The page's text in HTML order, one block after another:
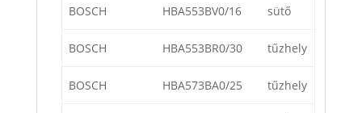
BOSCH HBA553BV0/16 sütő
BOSCH HBA553BR0/30 tűzhely
BOSCH HBA573BA0/25 tűzhely